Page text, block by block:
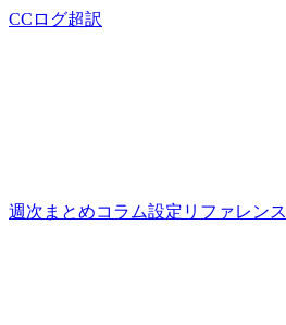
CCログ超訳
週次まとめコラム設定リファレンス